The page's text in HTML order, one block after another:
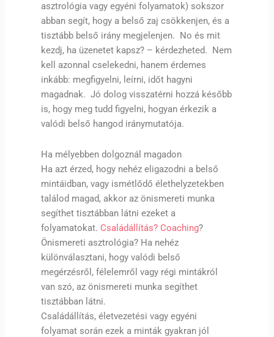
asztrológia vagy egyéni folyamatok) sokszor
abban segít, hogy a belső zaj csökkenjen, és a
tisztább belső irány megjelenjen. No és mit
kezdj, ha üzenetet kapsz? – kérdezheted. Nem
kell azonnal cselekedni, hanem érdemes
inkább: megfigyelni, leírni, időt hagyni
magadnak. Jó dolog visszatérni hozzá később
is, hogy meg tudd figyelni, hogyan érkezik a
valódi belső hangod iránymutatója.
Ha mélyebben dolgoznál magadon
Ha azt érzed, hogy nehéz eligazodni a belső
mintáidban, vagy ismétlődő élethelyzetekben
találod magad, akkor az önismereti munka
segíthet tisztábban látni ezeket a
folyamatokat. Családállítás? Coaching?
Önismereti asztrológia? Ha nehéz
különválasztani, hogy valódi belső
megérzésről, félelemről vagy régi mintákról
van szó, az önismereti munka segíthet
tisztábban látni.
Családállítás, életvezetési vagy egyéni
folyamat során ezek a minták gyakran jól